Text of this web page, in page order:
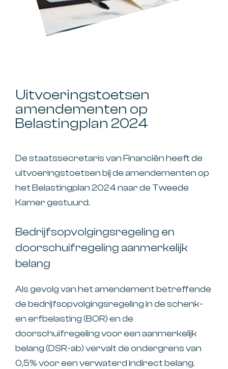
Uitvoeringstoetsen
amendementen op
Belastingplan 2024
De staatssecretaris van Financiën heeft de
uitvoeringstoetsen bij de amendementen op
het Belastingplan 2024 naar de Tweede
Kamer gestuurd.
Bedrijfsopvolgingsregeling en
doorschuifregeling aanmerkelijk
belang
Als gevolg van het amendement betreffende
de bedrijfsopvolgingsregeling in de schenk-
en erfbelasting (BOR) en de
doorschuifregeling voor een aanmerkelijk
belang (DSR-ab) vervalt de ondergrens van
0,5% voor een verwaterd indirect belang.